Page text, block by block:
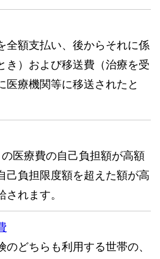
全額支払い、後からそれに係
き）および移送費（治療を受
医療機関等に移送されたと
医療費の自己負担額が高額
己負担限度額を超えた額が高
れます。
のどちらも利用する世帯の、